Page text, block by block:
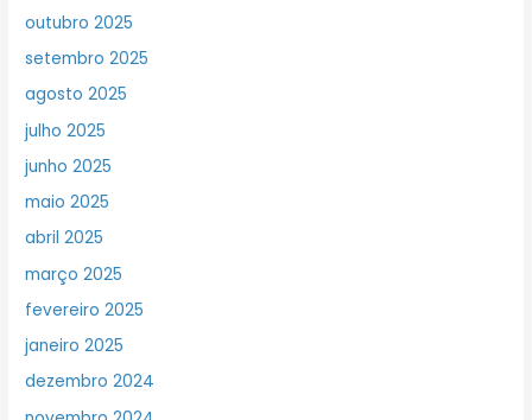
outubro 2025
setembro 2025
agosto 2025
julho 2025
junho 2025
maio 2025
abril 2025
março 2025
fevereiro 2025
janeiro 2025
dezembro 2024